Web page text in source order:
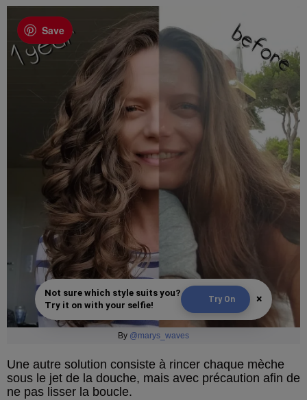
Save
Not sure which style suits you?
Try it on with your selfie!
Try On ×
By @marys_waves
Une autre solution consiste à rincer chaque mèche
sous le jet de la douche, mais avec précaution afin de
ne pas lisser la boucle.